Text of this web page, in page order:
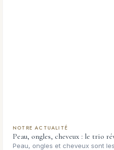
NOTRE ACTUALITÉ
Peau, ongles, cheveux : le trio
Peau, ongles et cheveux sont